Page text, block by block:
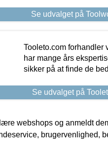
Se udvalget på
Tooleto.com
har mange års
sikker på at finde de
Se udvalget på
webshops og anmeldt
brugervenlighed,